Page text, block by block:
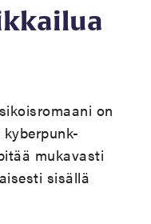
on
mukavasti
sisällä